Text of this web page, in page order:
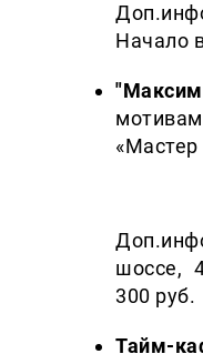
Начало
шоссе,
300 руб.
Тайм-